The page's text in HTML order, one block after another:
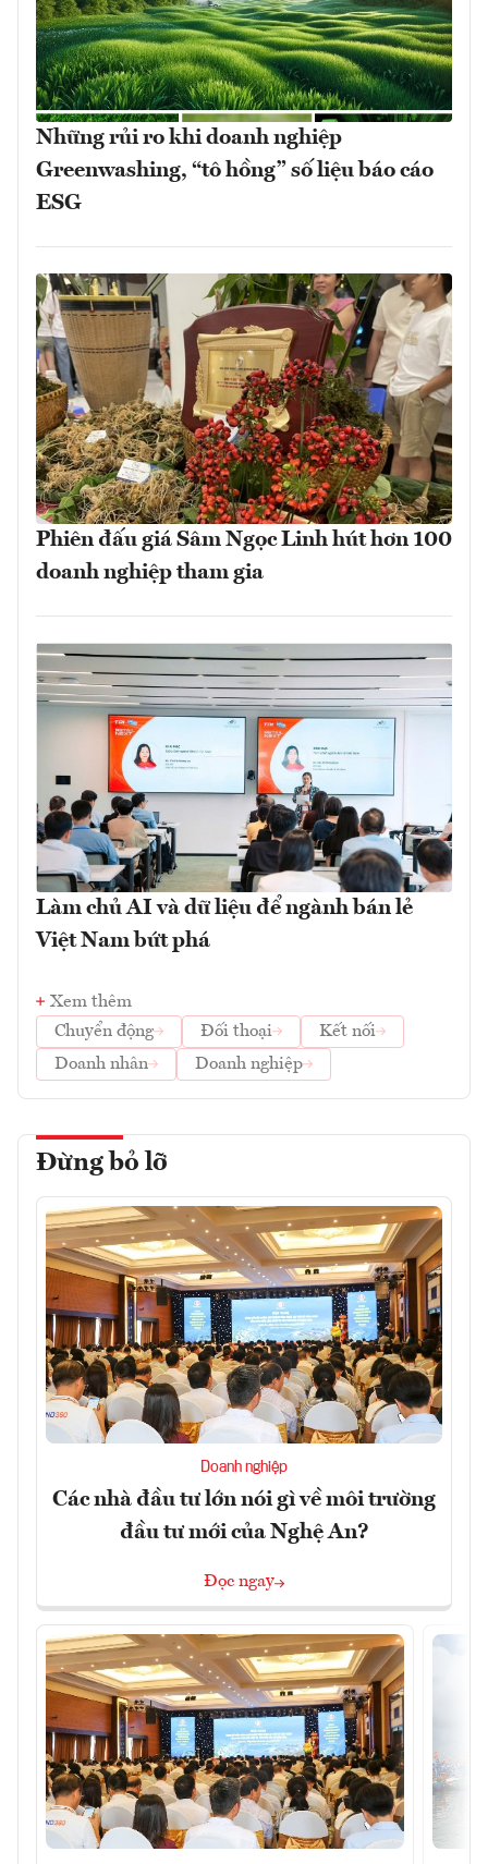
Những rủi ro khi doanh nghiệp
Greenwashing, “tô hồng” số liệu báo cáo
ESG
Phiên đấu giá Sâm Ngọc Linh hút hơn 100
doanh nghiệp tham gia
Làm chủ AI và dữ liệu để ngành bán lẻ
Việt Nam bứt phá
Xem thêm
Chuyển động
Đối thoại
Kết nối
Doanh nhân
Doanh nghiệp
Đừng bỏ lỡ
Doanh nghiệp
Các nhà đầu tư lớn nói gì về môi trường
đầu tư mới của Nghệ An?
Đọc ngay